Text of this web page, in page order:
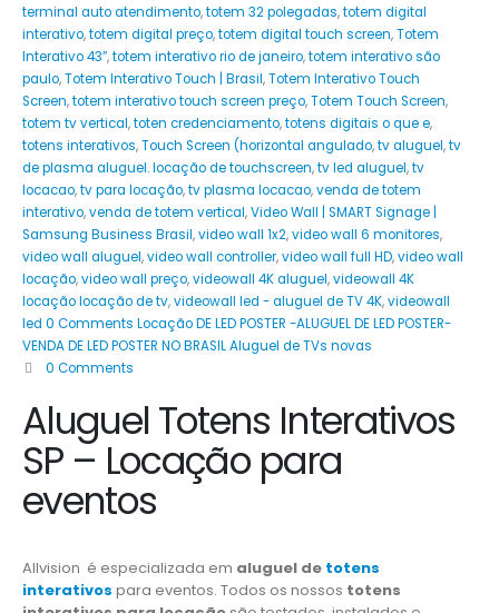
terminal auto atendimento,totem 32 polegadas,totem digital
interativo,totem digital preço,totem digital touch screen,Totem
Interativo 43”,totem interativo rio de janeiro,totem interativo são
paulo,Totem Interativo Touch | Brasil,Totem Interativo Touch
Screen,totem interativo touch screen preço,Totem Touch Screen,
totem tv vertical,toten credenciamento,totens digitais o que e,
totens interativos,Touch Screen (horizontal angulado,tv aluguel,tv
de plasma aluguel. locação de touchscreen,tv led aluguel,tv
locacao,tv para locação,tv plasma locacao,venda de totem
interativo,venda de totem vertical,Video Wall | SMART Signage |
Samsung Business Brasil,video wall 1x2,video wall 6 monitores,
video wall aluguel,video wall controller,video wall full HD,video wall
locação,video wall preço,videowall 4K aluguel,videowall 4K
locação locação de tv,videowall led - aluguel de TV 4K,videowall
led 0 Comments Locação DE LED POSTER -ALUGUEL DE LED POSTER-
VENDA DE LED POSTER NO BRASIL Aluguel de TVs novas
0 Comments
Aluguel Totens Interativos
SP – Locação para
eventos
Allvision é especializada em aluguel de totens
interativos para eventos. Todos os nossos totens